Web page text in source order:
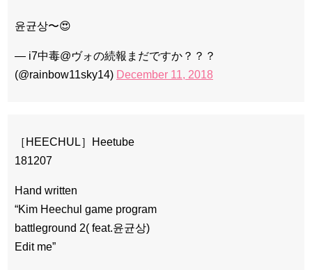
윤균상〜😍
— i7中毒@ヴォの続報まだですか？？？
(@rainbow11sky14) December 11, 2018
［HEECHUL］Heetube
181207
Hand written
“Kim Heechul game program
battleground 2( feat.윤균상)
Edit me”